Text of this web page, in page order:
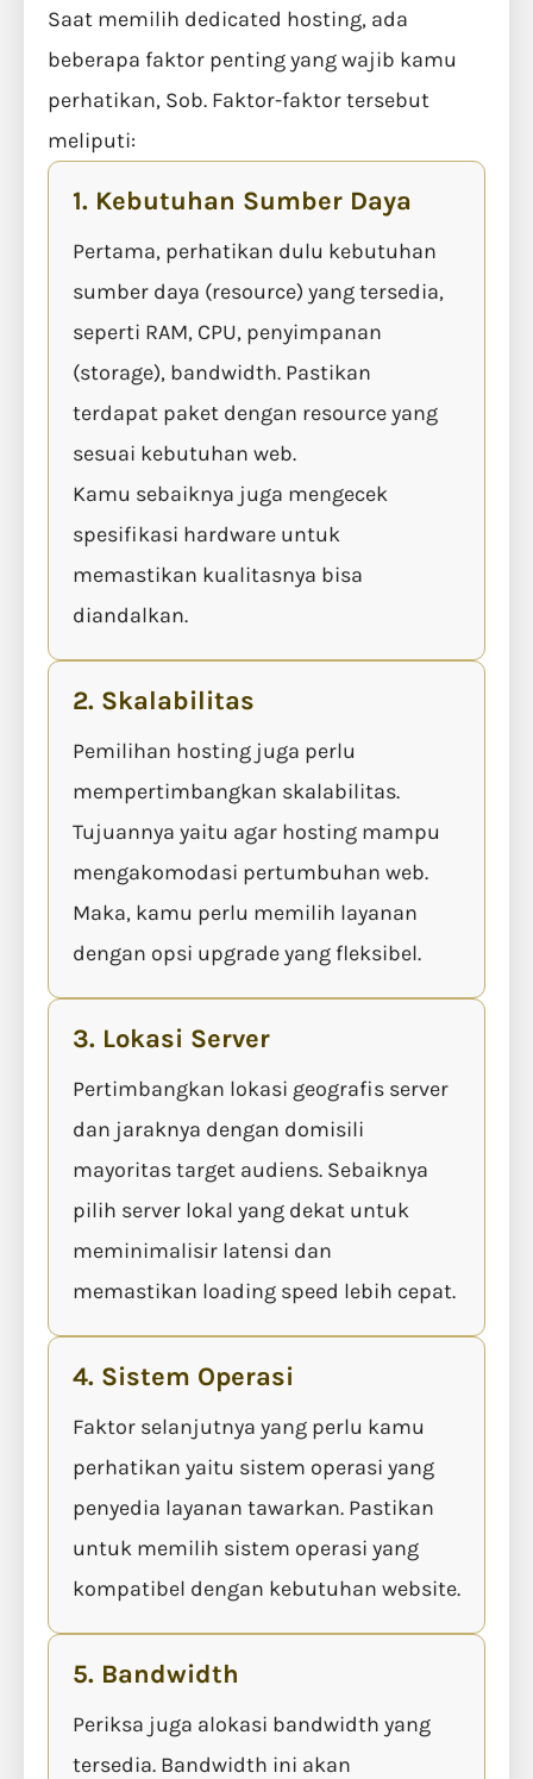
Saat memilih dedicated hosting, ada
beberapa faktor penting yang wajib kamu
perhatikan, Sob. Faktor-faktor tersebut
meliputi:
1. Kebutuhan Sumber Daya
Pertama, perhatikan dulu kebutuhan
sumber daya (resource) yang tersedia,
seperti RAM, CPU, penyimpanan
(storage), bandwidth. Pastikan
terdapat paket dengan resource yang
sesuai kebutuhan web.
Kamu sebaiknya juga mengecek
spesifikasi hardware untuk
memastikan kualitasnya bisa
diandalkan.
2. Skalabilitas
Pemilihan hosting juga perlu
mempertimbangkan skalabilitas.
Tujuannya yaitu agar hosting mampu
mengakomodasi pertumbuhan web.
Maka, kamu perlu memilih layanan
dengan opsi upgrade yang fleksibel.
3. Lokasi Server
Pertimbangkan lokasi geografis server
dan jaraknya dengan domisili
mayoritas target audiens. Sebaiknya
pilih server lokal yang dekat untuk
meminimalisir latensi dan
memastikan loading speed lebih cepat.
4. Sistem Operasi
Faktor selanjutnya yang perlu kamu
perhatikan yaitu sistem operasi yang
penyedia layanan tawarkan. Pastikan
untuk memilih sistem operasi yang
kompatibel dengan kebutuhan website.
5. Bandwidth
Periksa juga alokasi bandwidth yang
tersedia. Bandwidth ini akan